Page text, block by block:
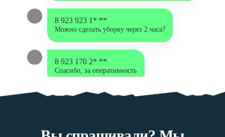
8 923 923 1* **
Можно сделать уборку через 2 часа?
8 923 170 2* **
Cпасибо, за оперативность